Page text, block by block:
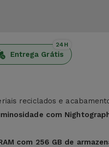
Entrega Grátis
24H
reciclados e
com
com 256 GB de